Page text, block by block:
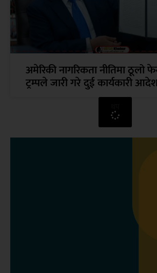
अमेरिकी नागरिकता नीतिमा ठूलो
ट्रम्पले जारी गरे दुई कार्यकारी